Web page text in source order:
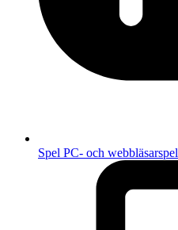
Spel PC- och webbläsarspel